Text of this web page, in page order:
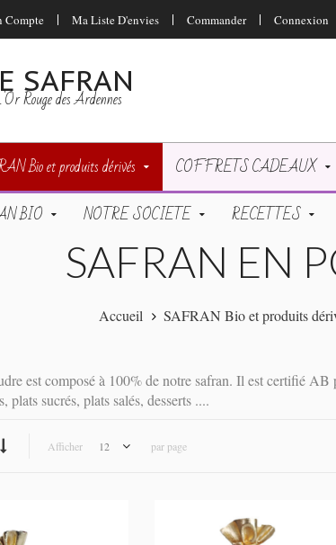
Compte Ma Liste D'envies Commander Connexion
SAFRAN
Rouge des Ardennes
Bio et produits dérivés COFFRETS CADEAUX
BIO
NOTRE SOCIETE RECETTES
SAFRAN EN
Accueil SAFRAN Bio et produits
est composé à 100% de notre safran. Il est certifié
plats sucrés, plats salés, desserts ....
Afficher 12 par page